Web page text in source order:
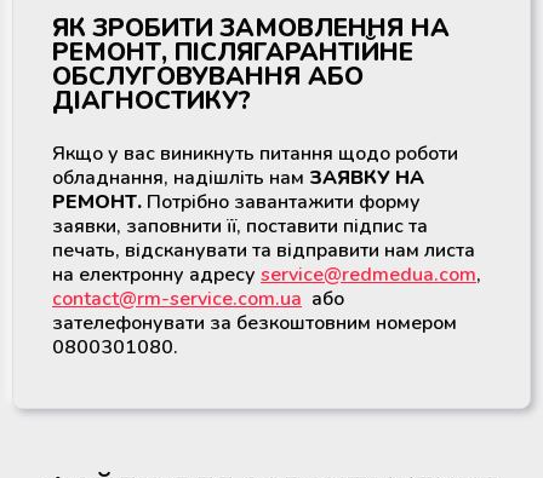
ЯК ЗРОБИТИ ЗАМОВЛЕННЯ НА
РЕМОНТ, ПІСЛЯГАРАНТІЙНЕ
ОБСЛУГОВУВАННЯ АБО
ДІАГНОСТИКУ?
Якщо у вас виникнуть питання щодо роботи
обладнання, надішліть нам ЗАЯВКУ НА
РЕМОНТ. Потрібно завантажити форму
заявки, заповнити її, поставити підпис та
печать, відсканувати та відправити нам листа
на електронну адресу service@redmedua.com,
contact@rm-service.com.ua або
зателефонувати за безкоштовним номером
0800301080.